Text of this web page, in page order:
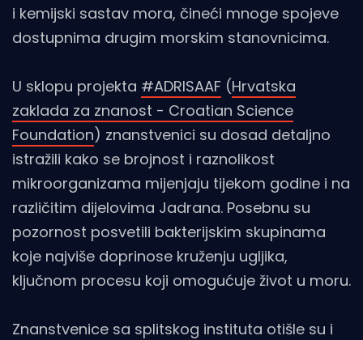
i kemijski sastav mora, čineći mnoge spojeve
dostupnima drugim morskim stanovnicima.
U sklopu projekta #ADRISAAF (Hrvatska
zaklada za znanost - Croatian Science
Foundation) znanstvenici su dosad detaljno
istražili kako se brojnost i raznolikost
mikroorganizama mijenjaju tijekom godine i na
različitim dijelovima Jadrana. Posebnu su
pozornost posvetili bakterijskim skupinama
koje najviše doprinose kruženju ugljika,
ključnom procesu koji omogućuje život u moru.
Znanstvenice sa splitskog instituta otišle su i